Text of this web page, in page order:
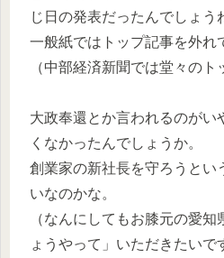
じ日の発表だったんでしょう
一般紙ではトップ記事を外れ
（中部経済新聞では堂々のト
大政奉還とか言われるのがい
くなかったんでしょうか。
創業家の新社長を守ろうとい
いなのかな。
（なんにしてもお膝元の愛
ょうやって」いただきたいで